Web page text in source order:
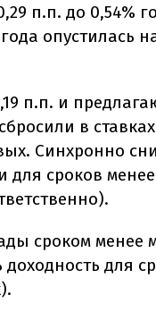
п.п. до 0,54%
опустилась
п.п. и
в ставках
Синхронно
для сроков
сроком менее
для